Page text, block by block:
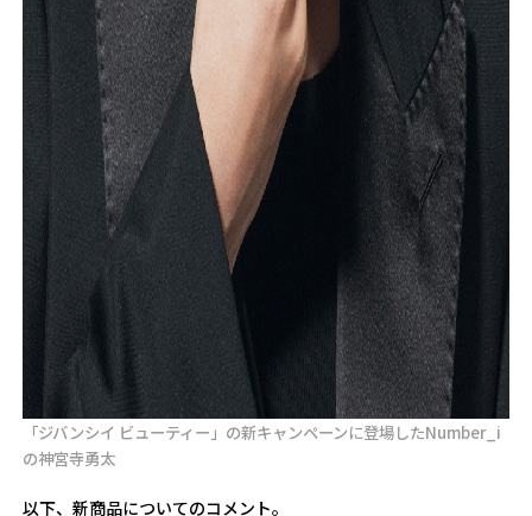
「ジバンシイ ビューティー」の新キャンペーンに登場したNumber_i
の神宮寺勇太
以下、新商品についてのコメント。